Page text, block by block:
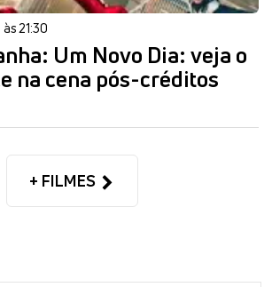
21:30
Um Novo Dia: veja o
na cena pós-créditos
+ FILMES